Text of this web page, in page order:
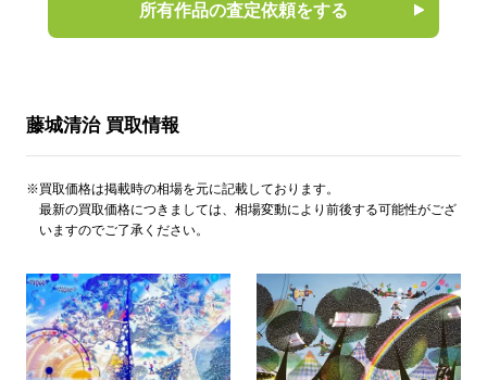
所有作品の査定依頼をする
藤城清治 買取情報
※買取価格は掲載時の相場を元に記載しております。
最新の買取価格につきましては、相場変動により前後する可能性がござ
いますのでご了承ください。